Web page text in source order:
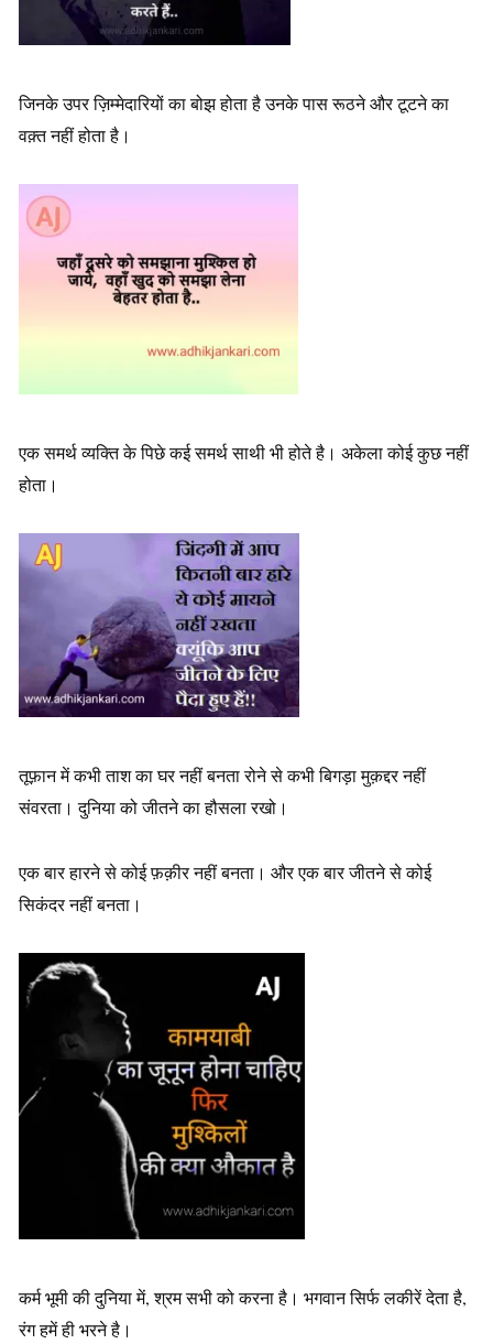
जिनके उपर ज़िम्मेदारियों का बोझ होता है उनके पास रूठने और टूटने का
वक़्त नहीं होता है।
एक समर्थ व्यक्ति के पिछे कई समर्थ साथी भी होते है। अकेला कोई कुछ नहीं
होता।
तूफ़ान में कभी ताश का घर नहीं बनता रोने से कभी बिगड़ा मुक़द्दर नहीं
संवरता। दुनिया को जीतने का हौसला रखो।
एक बार हारने से कोई फ़क़ीर नहीं बनता। और एक बार जीतने से कोई
सिकंदर नहीं बनता।
कर्म भूमी की दुनिया में, श्रम सभी को करना है। भगवान सिर्फ लकीरें देता है,
रंग हमें ही भरने है।